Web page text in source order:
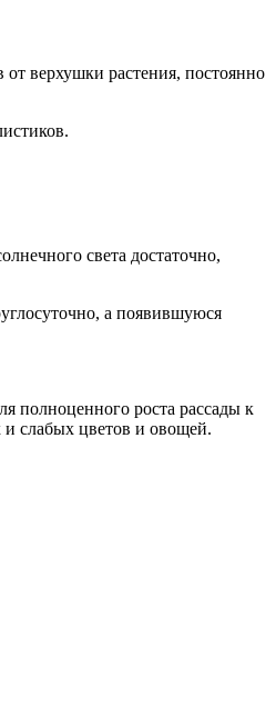
верхушки растения, постоянно
света достаточно,
а появившуюся
полноценного роста рассады к
и слабых цветов и овощей.